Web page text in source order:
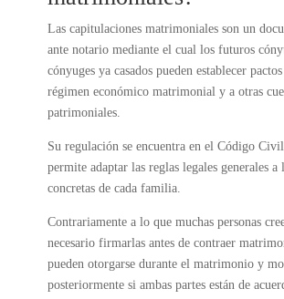
Las capitulaciones matrimoniales son un
ante notario mediante el cual los futuros
cónyuges ya casados pueden establecer
régimen económico matrimonial y a otras
patrimoniales.
Su regulación se encuentra en el Código
permite adaptar las reglas legales generales a
concretas de cada familia.
Contrariamente a lo que muchas personas
necesario firmarlas antes de contraer
pueden otorgarse durante el matrimonio y
posteriormente si ambas partes están de